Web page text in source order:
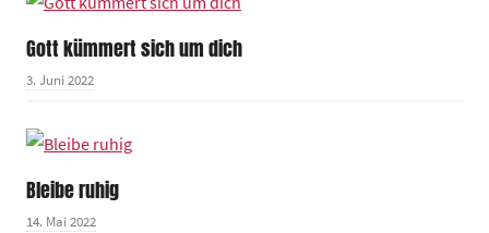
Gott kümmert sich um dich
3. Juni 2022
Bleibe ruhig
14. Mai 2022